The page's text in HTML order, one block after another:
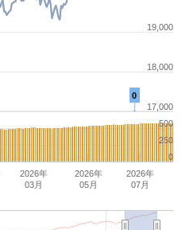
0
2026年
03月
2026年
07月
2026年
05月
17,000
18,000
19,000
0
250
500